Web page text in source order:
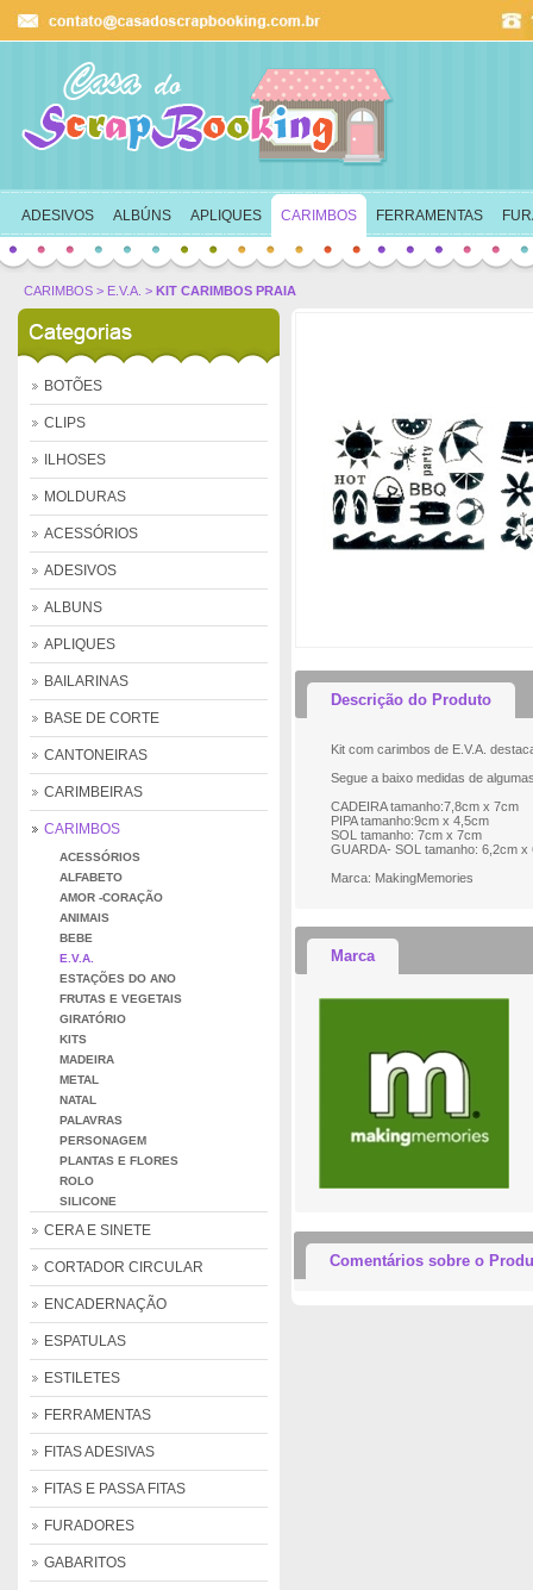
Ok
ADESIVOS ALBÚNS APLIQUES CARIMBOS FERRAMENTAS
CARIMBOS > E.V.A. > KIT CARIMBOS PRAIA
BOTÕES
CLIPS
ILHOSES
MOLDURAS
ACESSÓRIOS
ADESIVOS
ALBUNS
APLIQUES
BAILARINAS
BASE DE CORTE
CANTONEIRAS
CARIMBEIRAS
CARIMBOS
ACESSÓRIOS
ALFABETO
AMOR -CORAÇÃO
ANIMAIS
BEBE
E.V.A.
ESTAÇÕES DO ANO
FRUTAS E VEGETAIS
GIRATÓRIO
KITS
MADEIRA
METAL
NATAL
PALAVRAS
PERSONAGEM
PLANTAS E FLORES
ROLO
SILICONE
CERA E SINETE
CORTADOR CIRCULAR
ENCADERNAÇÃO
ESPATULAS
ESTILETES
FERRAMENTAS
FITAS ADESIVAS
FITAS E PASSA FITAS
FURADORES
GABARITOS
Descrição do Produto
Kit com carimbos de E.V.A.
Segue a baixo medidas de
CADEIRA tamanho:7,8cm x 7cm
PIPA tamanho:9cm x 4,5cm
SOL tamanho: 7cm x 7cm
GUARDA- SOL tamanho: 6,2cm x
Marca: MakingMemories
Marca
Comentários sobre o